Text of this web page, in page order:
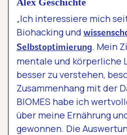
„Ich interessiere mich
Biohacking und
Selbstoptimierung. Mein
mentale und körperliche
besser zu verstehen,
Zusammenhang mit der
BIOMES habe ich
über meine Ernährung
gewonnen. Die